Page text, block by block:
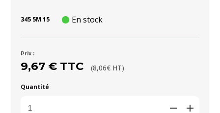
345 5M 15 En stock
Prix :
9,67 € TTC (8,06€ HT)
Quantité